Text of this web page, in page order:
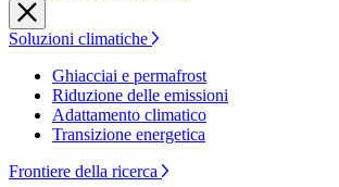
Soluzioni climatiche
Ghiacciai e permafrost
Riduzione delle emissioni
Adattamento climatico
Transizione energetica
Frontiere della ricerca